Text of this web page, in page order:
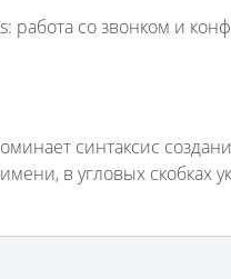
со звонком и
синтаксис
в угловых скобках